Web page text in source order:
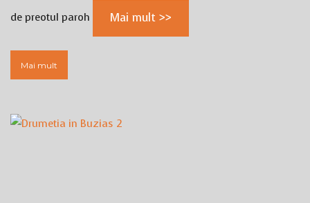
de preotul paroh
Mai mult >>
Mai mult